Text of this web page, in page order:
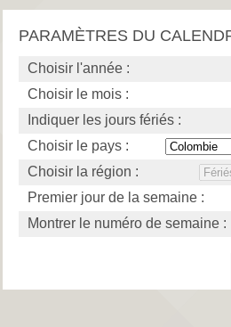
PARAMÈTRES DU
Choisir l'année :
Choisir le mois :
Indiquer les jours fériés :
Choisir le pays :
Choisir la région :
Premier jour de la semaine :
Montrer le numéro de semaine :